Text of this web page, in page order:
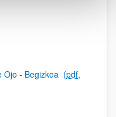
Ojo - Begizkoa (pdf,